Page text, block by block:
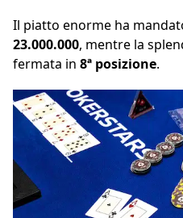
Il piatto enorme ha
23.000.000, mentre la
fermata in 8ª posizione.